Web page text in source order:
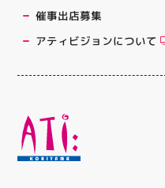
催事出店募集
アティビジョンについて